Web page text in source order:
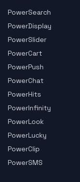
PowerSearch
PowerDisplay
PowerSlider
PowerCart
PowerPush
PowerChat
PowerHits
PowerInfinity
PowerLook
PowerLucky
PowerClip
PowerSMS